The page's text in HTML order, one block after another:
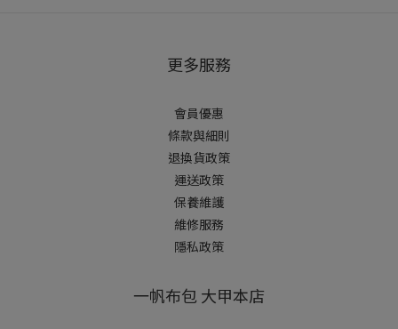
更多服務
會員優惠
條款與細則
退換貨政策
運送政策
保養維護
維修服務
隱私政策
一帆布包 大甲本店